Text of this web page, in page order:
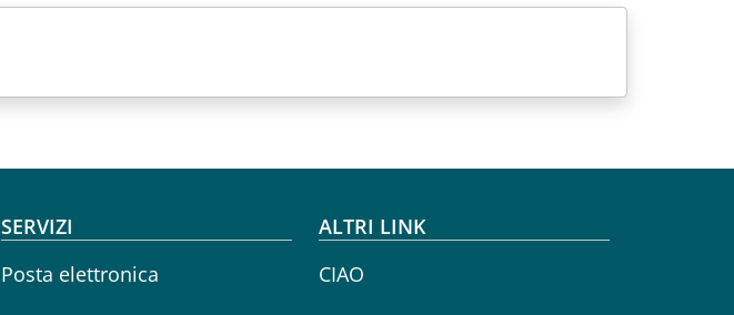
SERVIZI
Posta elettronica
ALTRI LINK
CIAO